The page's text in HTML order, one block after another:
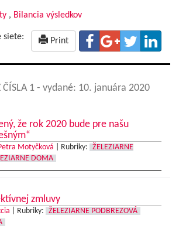
, Bilancia výsledkov
siete: Print
ČÍSLA 1 - vydané: 10. januára 2020
že rok 2020 bude pre našu
Motyčková Rubriky:
ŽELEZIARNE
DOMA
zmluvy
Rubriky:
ŽELEZIARNE PODBREZOVÁ